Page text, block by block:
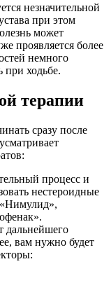
незначительной
при этом
может
проявляется более
немного
при ходьбе.
терапии
сразу после
процесс и
нестероидные
«Нимулид»,
дальнейшего
вам нужно будет